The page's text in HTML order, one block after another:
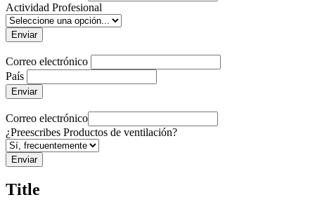
Actividad Profesional
Enviar
Correo electrónico
País
Enviar
Correo electrónico
¿Preescribes Productos de ventilación?
Enviar
Title